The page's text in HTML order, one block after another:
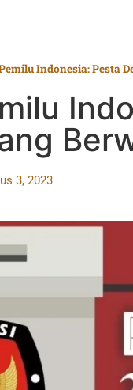
Indonesia: Pesta
3, 2023